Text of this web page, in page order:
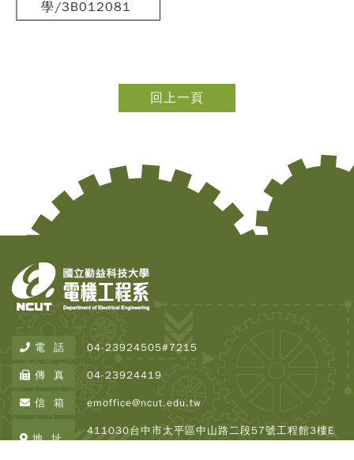
學/3B012081
回上一頁
電 話 04-23924505#7215
傳 真 04-23924419
信 箱 emoffice@ncut.edu.tw
地 址
411030台中市太平區中山路二段57號工程館3樓E